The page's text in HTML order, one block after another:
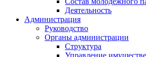
Деятельность
Администрация
Руководство
Органы администрации
Структура